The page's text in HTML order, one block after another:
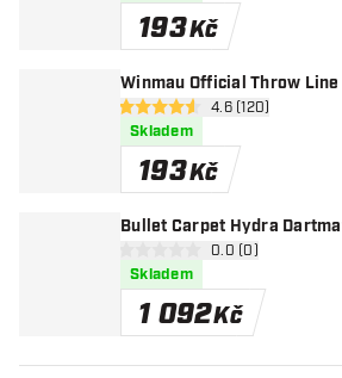
193Kč
Winmau Official Throw Line
otevřít panel
4.6 hodnoticí hvězdičky
4.6 (120)
Skladem
193Kč
Bullet Carpet Hydra
otevřít panel
0 hodnoticí hvězdičky
0.0 (0)
Skladem
1 092Kč